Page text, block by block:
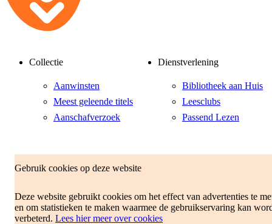
Gebruik cookies op deze website
Deze website gebruikt cookies om het effect van advertenties te
en om statistieken te maken waarmee de gebruikservaring kan
verbeterd. Lees hier meer over cookies
Collectie
Aanwinsten
Meest geleende titels
Aanschafverzoek
Dienstverlening
Bibliotheek aan Huis
Leesclubs
Passend Lezen
Abonnementen en
tarieven
Vacatures
Duurzaam Gastvrij